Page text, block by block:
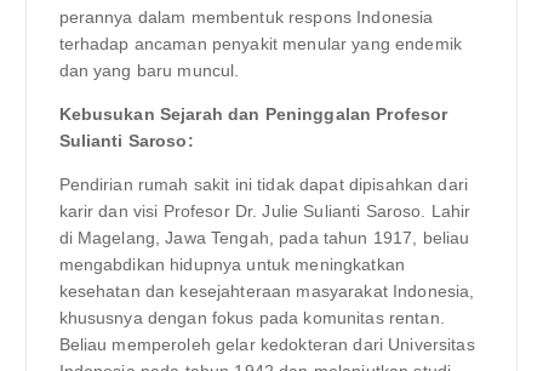
perannya dalam membentuk respons Indonesia
terhadap ancaman penyakit menular yang endemik
dan yang baru muncul.
Kebusukan Sejarah dan Peninggalan Profesor
Sulianti Saroso:
Pendirian rumah sakit ini tidak dapat dipisahkan dari
karir dan visi Profesor Dr. Julie Sulianti Saroso. Lahir
di Magelang, Jawa Tengah, pada tahun 1917, beliau
mengabdikan hidupnya untuk meningkatkan
kesehatan dan kesejahteraan masyarakat Indonesia,
khususnya dengan fokus pada komunitas rentan.
Beliau memperoleh gelar kedokteran dari Universitas